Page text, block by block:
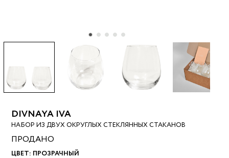
DIVNAYA IVA
НАБОР ИЗ ДВУХ ОКРУГЛЫХ СТЕКЛЯННЫХ СТАКАНОВ
ПРОДАНО
ЦВЕТ: ПРОЗРАЧНЫЙ